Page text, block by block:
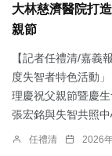
大林慈濟醫院打
親節
【記者任禮清/嘉義
度失智者特色活動
理慶祝父親節暨慶
張宏銘與失智共照中
任禮清 2026